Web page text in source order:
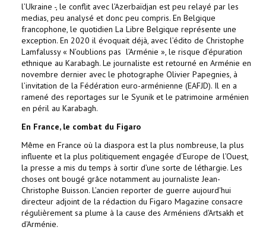
EGLISE
LE CENTRE
CONTACT
l’Ukraine -, le conflit avec l’Azerbaïdjan est peu relayé par les
medias, peu analysé et donc peu compris. En Belgique
francophone, le quotidien La Libre Belgique représente une
exception. En 2020 il évoquait déjà, avec l’édito de Christophe
Lamfalussy « N’oublions pas l’Arménie », le risque d’épuration
ethnique au Karabagh. Le journaliste est retourné en Arménie en
novembre dernier avec le photographe Olivier Papegnies, à
l’invitation de la Fédération euro-arménienne (EAFJD). Il en a
ramené des reportages sur le Syunik et le patrimoine arménien
en péril au Karabagh.
En France, le combat du Figaro
Même en France où la diaspora est la plus nombreuse, la plus
influente et la plus politiquement engagée d’Europe de l’Ouest,
la presse a mis du temps à sortir d’une sorte de léthargie. Les
choses ont bougé grâce notamment au journaliste Jean-
Christophe Buisson. L’ancien reporter de guerre aujourd'hui
directeur adjoint de la rédaction du Figaro Magazine consacre
régulièrement sa plume à la cause des Arméniens d'Artsakh et
d'Arménie.